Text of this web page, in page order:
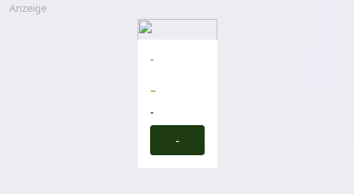
Anzeige
-
-
-
-